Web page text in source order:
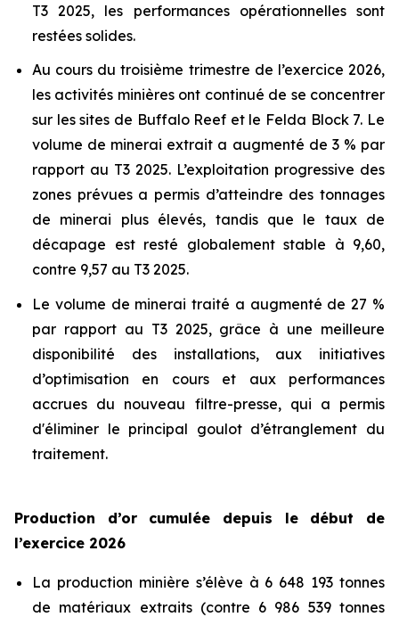
T3 2025, les performances opérationnelles sont
restées solides.
Au cours du troisième trimestre de l’exercice 2026,
les activités minières ont continué de se concentrer
sur les sites de Buffalo Reef et le Felda Block 7. Le
volume de minerai extrait a augmenté de 3 % par
rapport au T3 2025. L’exploitation progressive des
zones prévues a permis d’atteindre des tonnages
de minerai plus élevés, tandis que le taux de
décapage est resté globalement stable à 9,60,
contre 9,57 au T3 2025.
Le volume de minerai traité a augmenté de 27 %
par rapport au T3 2025, grâce à une meilleure
disponibilité des installations, aux initiatives
d’optimisation en cours et aux performances
accrues du nouveau filtre-presse, qui a permis
d'éliminer le principal goulot d’étranglement du
traitement.
Production d’or cumulée depuis le début de
l’exercice 2026
La production minière s’élève à 6 648 193 tonnes
de matériaux extraits (contre 6 986 539 tonnes